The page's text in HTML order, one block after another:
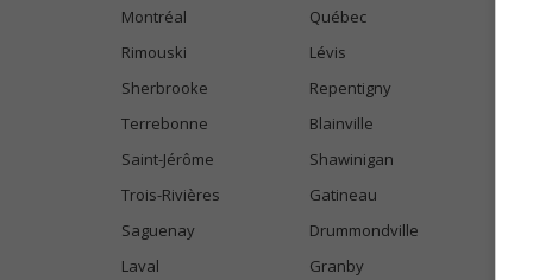
Montréal
Québec
Rimouski
Lévis
Sherbrooke
Repentigny
Terrebonne
Blainville
Saint-Jérôme
Shawinigan
Trois-Rivières
Gatineau
Saguenay
Drummondville
Laval
Granby